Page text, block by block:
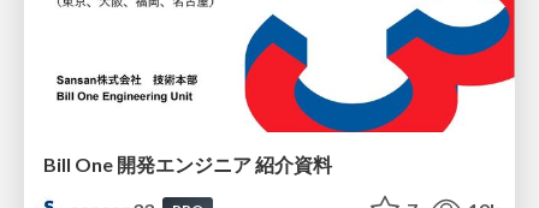
Bill One 開発エンジニア 紹介資料